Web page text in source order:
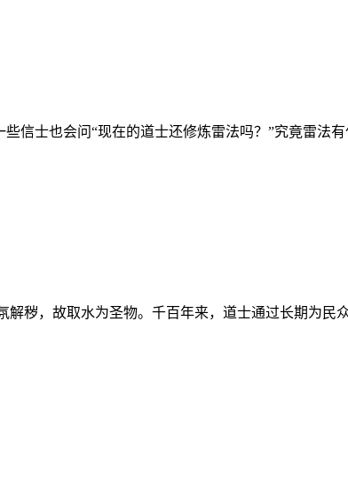
信士也会问“现在的道士还修炼雷法吗？”究竟雷法
秽，故取水为圣物。千百年来，道士通过长期为民